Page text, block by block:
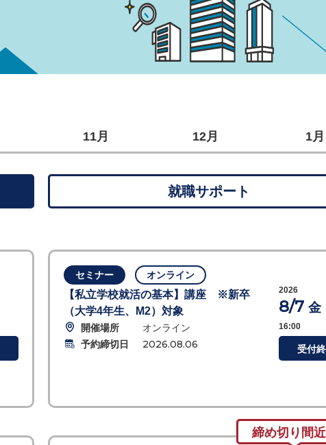
11月 12月 1月
就職サポート
セミナー オンライン
【私立学校就活の基本】講座 ※新卒
（大学4年生、M2）対象
開催場所
オンライン
予約締切日
2026.08.06
2026
8/7 金
16:00
受付
締め切り間近